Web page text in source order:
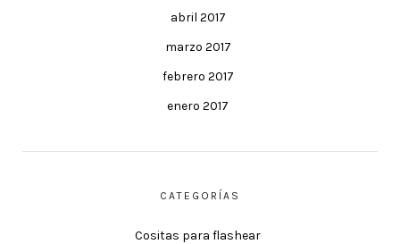
abril 2017
marzo 2017
febrero 2017
enero 2017
CATEGORÍAS
Cositas para flashear